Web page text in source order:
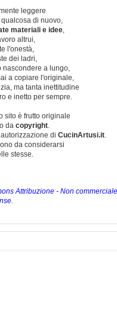
leggere
di nuovo,
materiali e idee,
altrui,
l'onestà,
dei ladri,
nascondere a lungo,
a copiare l'originale,
ma tanta inettitudine
e inetto per sempre.
sito è frutto originale
da copyright.
di CucinArtusi.it.
da considerarsi
stesse.
Attribuzione - Non
.